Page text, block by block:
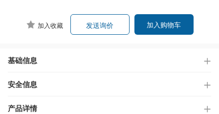
加入收藏 加入购物车
发送询价
基础信息
安全信息
产品详情